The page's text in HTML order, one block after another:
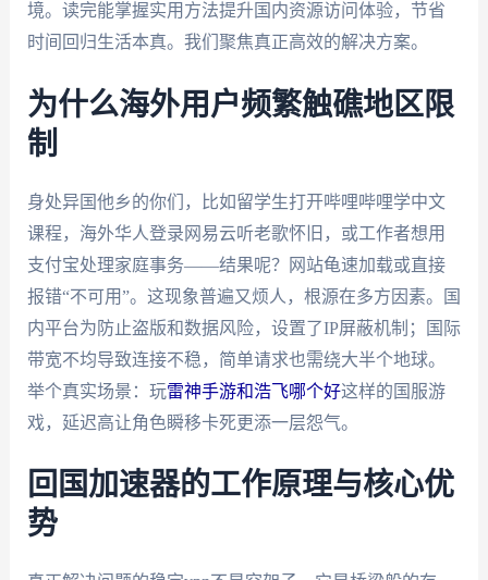
境。读完能掌握实用方法提升国内资源访问体验，节省
时间回归生活本真。我们聚焦真正高效的解决方案。
为什么海外用户频繁触礁地区限
制
身处异国他乡的你们，比如留学生打开哔哩哔哩学中文
课程，海外华人登录网易云听老歌怀旧，或工作者想用
支付宝处理家庭事务——结果呢？网站龟速加载或直接
报错“不可用”。这现象普遍又烦人，根源在多方因素。国
内平台为防止盗版和数据风险，设置了IP屏蔽机制；国际
带宽不均导致连接不稳，简单请求也需绕大半个地球。
举个真实场景：玩雷神手游和浩飞哪个好这样的国服游
戏，延迟高让角色瞬移卡死更添一层怨气。
回国加速器的工作原理与核心优
势